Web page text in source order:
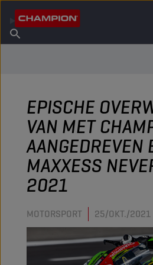
Over Champion
Vind een verkooppunt
EPISCHE
VAN MET
AANGEDREVEN
MAXXESS
2021
MOTORSPORT 25/OKT./2021